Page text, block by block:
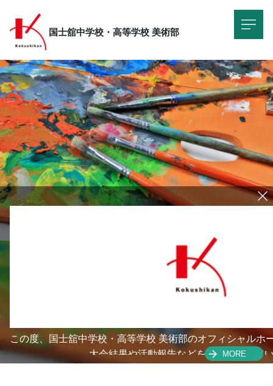
国士舘中学校・高等学校 美術部
この度、国士舘中学校・高等学校 美術部のオフィシャルホ
大会結果や活動報告などを随時掲載して
MORE